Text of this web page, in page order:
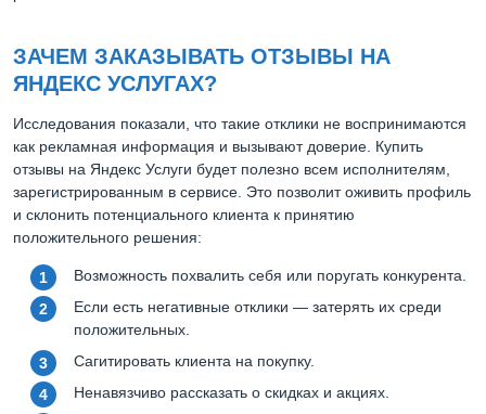
ЗАЧЕМ ЗАКАЗЫВАТЬ ОТЗЫВЫ НА
ЯНДЕКС УСЛУГАХ?
Исследования показали, что такие отклики не воспринимаются
как рекламная информация и вызывают доверие. Купить
отзывы на Яндекс Услуги будет полезно всем исполнителям,
зарегистрированным в сервисе. Это позволит оживить профиль
и склонить потенциального клиента к принятию
положительного решения:
Возможность похвалить себя или поругать конкурента.
Если есть негативные отклики — затерять их среди
положительных.
Сагитировать клиента на покупку.
Ненавязчиво рассказать о скидках и акциях.